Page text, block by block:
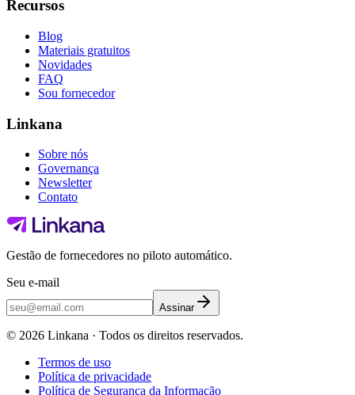
Recursos
Blog
Materiais gratuitos
Novidades
FAQ
Sou fornecedor
Linkana
Sobre nós
Governança
Newsletter
Contato
Gestão de fornecedores no piloto automático.
Seu e-mail
Assinar
© 2026 Linkana · Todos os direitos reservados.
Termos de uso
Política de privacidade
Política de Segurança da Informação